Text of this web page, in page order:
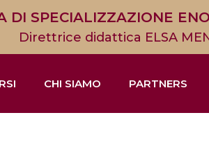
DI SPECIALIZZAZIONE
Direttrice didattica ELSA
CHI SIAMO PARTNERS